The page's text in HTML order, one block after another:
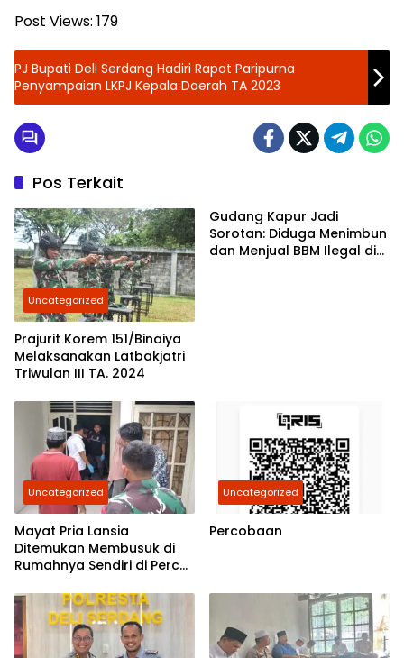
Post Views: 179
PJ Bupati Deli Serdang Hadiri Rapat Paripurna
Penyampaian LKPJ Kepala Daerah TA 2023
Pos Terkait
Uncategorized
Prajurit Korem 151/Binaiya
Melaksanakan Latbakjatri
Triwulan III TA. 2024
Gudang Kapur Jadi
Sorotan: Diduga Menimbun
dan Menjual BBM Ilegal di
Uncategorized
Mayat Pria Lansia
Ditemukan Membusuk di
Rumahnya Sendiri di Percut
Uncategorized
Percobaan